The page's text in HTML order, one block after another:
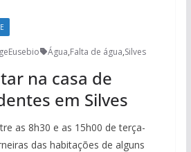
Água,Falta de água,Silves
na casa de
em Silves
as 8h30 e as 15h00 de terça-
das habitações de alguns